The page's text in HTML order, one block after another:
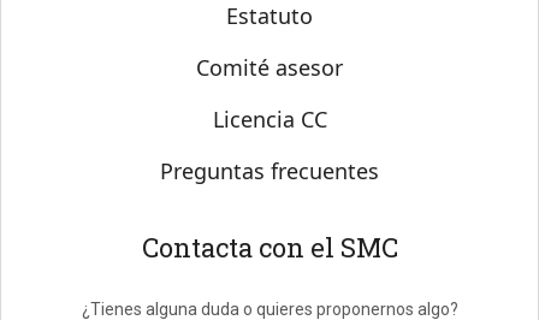
Estatuto
Comité asesor
Licencia CC
Preguntas frecuentes
Contacta con el SMC
¿Tienes alguna duda o quieres proponernos algo?